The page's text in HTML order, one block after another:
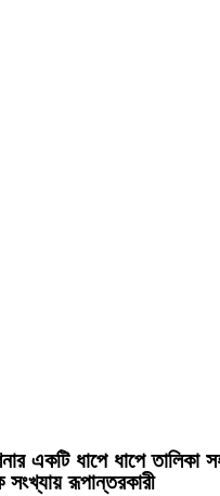
একটি ধাপে ধাপে তালিকা
সংখ্যায় রূপান্তরকারী